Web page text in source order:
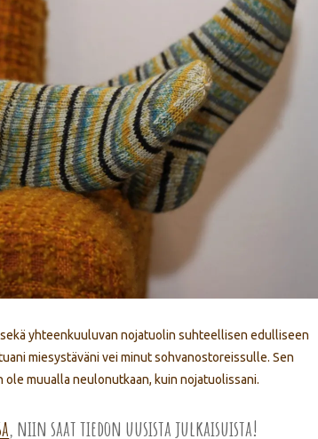
yhteenkuuluvan nojatuolin suhteellisen edulliseen
miesystäväni vei minut sohvanostoreissulle. Sen
muualla neulonutkaan, kuin nojatuolissani.
, niin saat tiedon uusista julkaisuista!